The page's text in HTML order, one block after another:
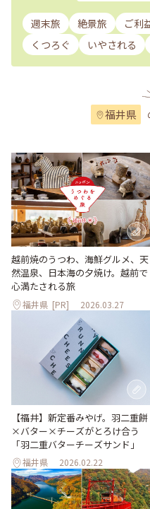
週末旅 絶景旅 ご利
くつろぐ
いやされる
福井県
越前焼のうつわ、海鮮グルメ、天
然温泉、日本海の夕焼け。越前で
心満たされる旅
福井県 [PR] 2026.03.27
【福井】新定番みやげ。羽二重餅
×バター×チーズがとろけ合う
「羽二重バターチーズサンド」
福井県 2026.02.22